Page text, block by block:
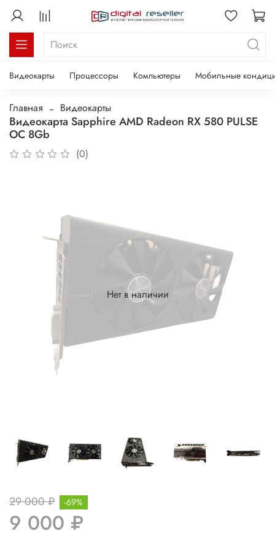
Видеокарты Процессоры Компьютеры Мобильные
Главная Видеокарты
Видеокарта Sapphire AMD Radeon RX 580 PULSE
OC 8Gb
(0)
Нет в наличии
29 000 ₽
9 000 ₽
-69%